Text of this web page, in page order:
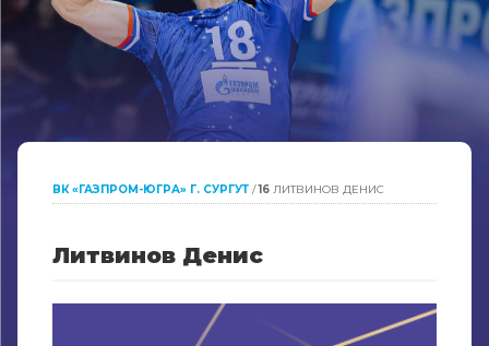
ВК «ГАЗПРОМ-ЮГРА» Г. СУРГУТ /16 ЛИТВИНОВ ДЕНИС
Литвинов Денис